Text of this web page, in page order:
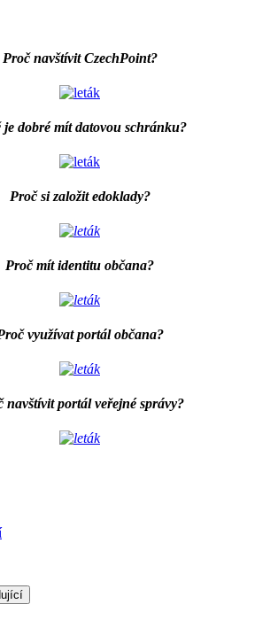
Proč navštívit CzechPoint?
je dobré mít datovou schránku?
Proč si založit edoklady?
Proč mít identitu občana?
využívat portál občana?
navštívit portál veřejné správy?